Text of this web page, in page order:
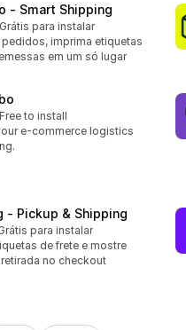
‑ Smart Shipping
ao todo
Grátis para instalar
imprima etiquetas
em um só lugar
ao todo
Free to install
e-commerce logistics
‑ Pickup & Shipping
ao todo
para instalar
de frete e mostre
no checkout